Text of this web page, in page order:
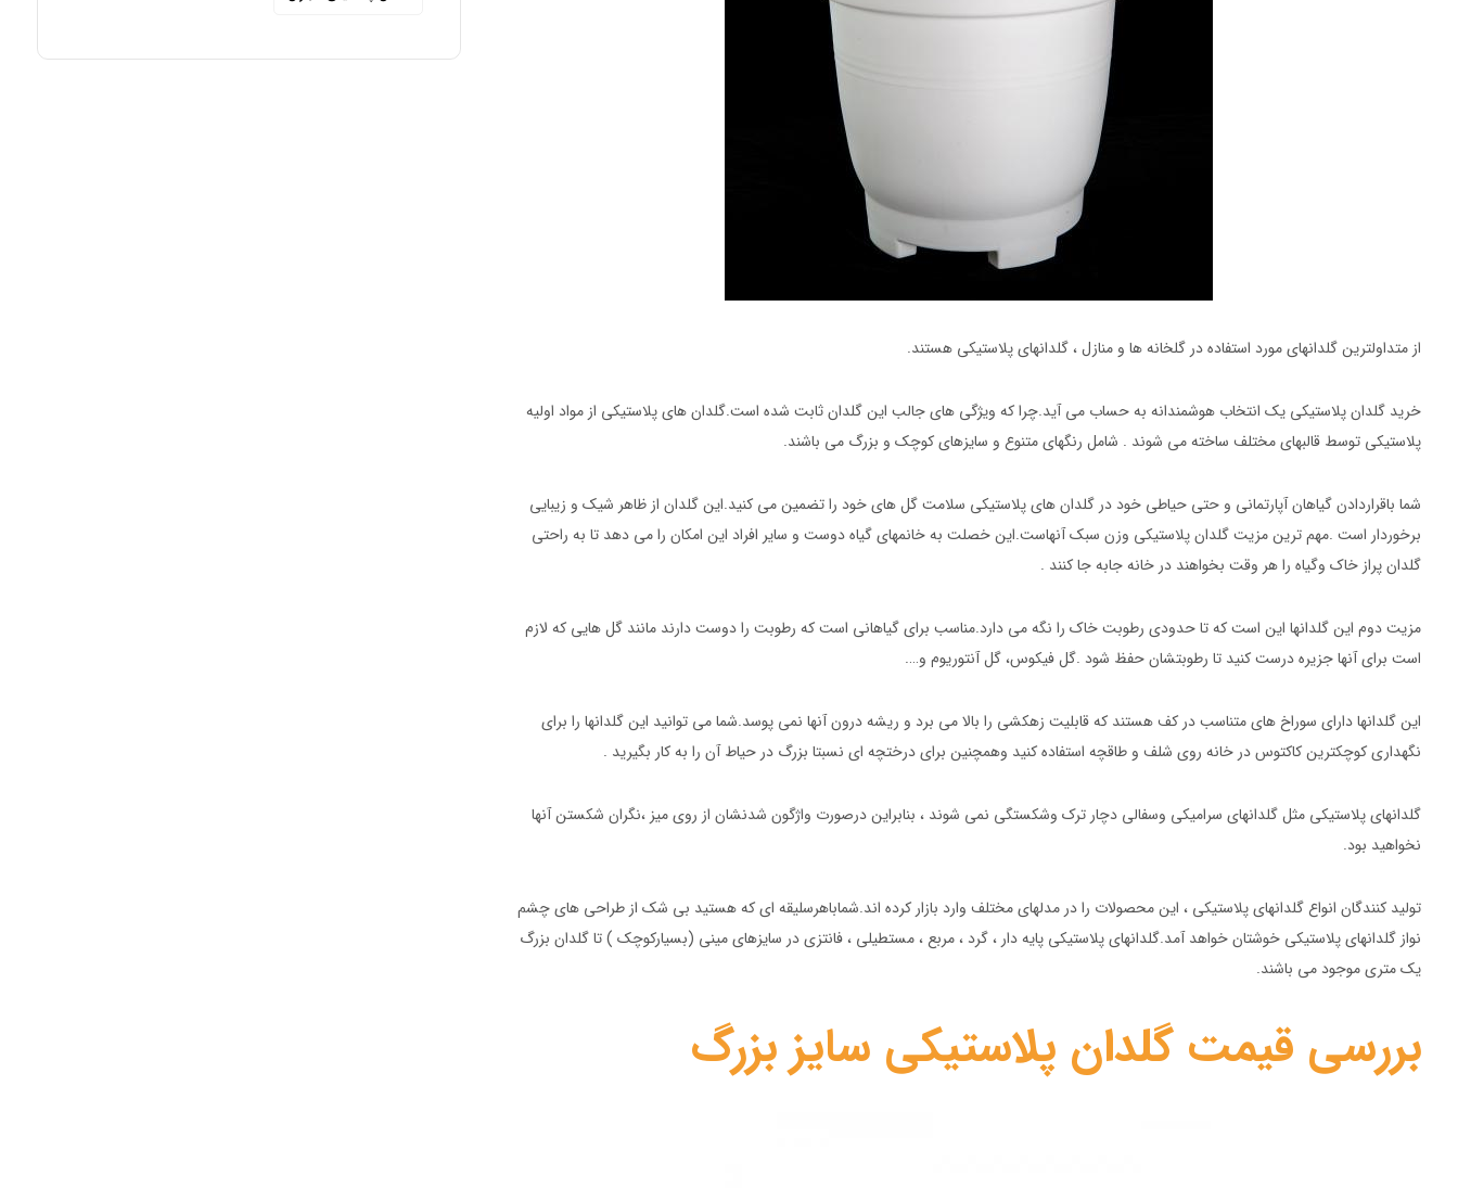
از متداولترین گلدانهای مورد استفاده در گلخانه ها و منازل ، گلدانهای پلاستیکی هستند.
خرید گلدان پلاستیکی یک انتخاب هوشمندانه به حساب می آید.چرا که ویژگی های جالب این گلدان ثابت شده است.گلدان های پلاستیکی از مواد اولیه
پلاستیکی توسط قالبهای مختلف ساخته می شوند . شامل رنگهای متنوع و سایزهای کوچک و بزرگ می باشند.
شما باقراردادن گیاهان آپارتمانی و حتی حیاطی خود در گلدان های پلاستیکی سلامت گل های خود را تضمین می کنید.این گلدان از ظاهر شیک و زیبایی
برخوردار است .مهم ترین مزیت گلدان پلاستیکی وزن سبک آنهاست.این خصلت به خانمهای گیاه دوست و سایر افراد این امکان را می دهد تا به راحتی
گلدان پراز خاک وگیاه را هر وقت بخواهند در خانه جابه جا کنند .
مزیت دوم این گلدانها این است که تا حدودی رطوبت خاک را نگه می دارد.مناسب برای گیاهانی است که رطوبت را دوست دارند مانند گل هایی که لازم
است برای آنها جزیره درست کنید تا رطوبتشان حفظ شود .گل فیکوس، گل آنتوریوم و….
این گلدانها دارای سوراخ های متناسب در کف هستند که قابلیت زهکشی را بالا می برد و ریشه درون آنها نمی پوسد.شما می توانید این گلدانها را برای
نگهداری کوچکترین کاکتوس در خانه روی شلف و طاقچه استفاده کنید وهمچنین برای درختچه ای نسبتا بزرگ در حیاط آن را به کار بگیرید .
گلدانهای پلاستیکی مثل گلدانهای سرامیکی وسفالی دچار ترک وشکستگی نمی شوند ، بنابراین درصورت واژگون شدنشان از روی میز ،نگران شکستن آنها
نخواهید بود.
تولید کنندگان انواع گلدانهای پلاستیکی ، این محصولات را در مدلهای مختلف وارد بازار کرده اند.شماباهرسلیقه ای که هستید بی شک از طراحی های چشم
نواز گلدانهای پلاستیکی خوشتان خواهد آمد.گلدانهای پلاستیکی پایه دار ، گرد ، مربع ، مستطیلی ، فانتزی در سایزهای مینی (بسیارکوچک ) تا گلدان بزرگ
یک متری موجود می باشند.
بررسی قیمت گلدان پلاستیکی سایز بزرگ